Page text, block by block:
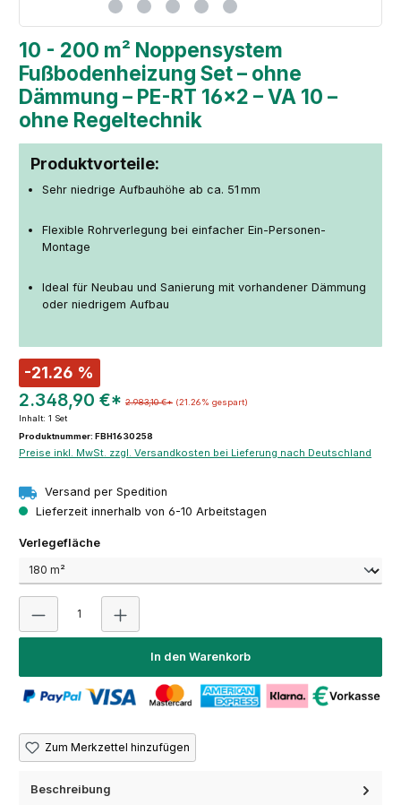
10 - 200 m² Noppensystem
Fußbodenheizung Set – ohne
Dämmung – PE-RT 16×2 – VA 10 –
ohne Regeltechnik
Produktvorteile:
Sehr niedrige Aufbauhöhe ab ca. 51 mm
Flexible Rohrverlegung bei einfacher Ein-Personen-
Montage
Ideal für Neubau und Sanierung mit vorhandener Dämmung
oder niedrigem Aufbau
-21.26 %
2.348,90 €* 2.983,10 €* (21.26% gespart)
Inhalt: 1 Set
Produktnummer: FBH1630258
Preise inkl. MwSt. zzgl. Versandkosten bei Lieferung nach Deutschland
Versand per Spedition
Lieferzeit innerhalb von 6-10 Arbeitstagen
Verlegeflächeauswählen
Produkt Anzahl: Gib den gewünschten Wert ein
In den Warenkorb
Zum Merkzettel hinzufügen
Beschreibung